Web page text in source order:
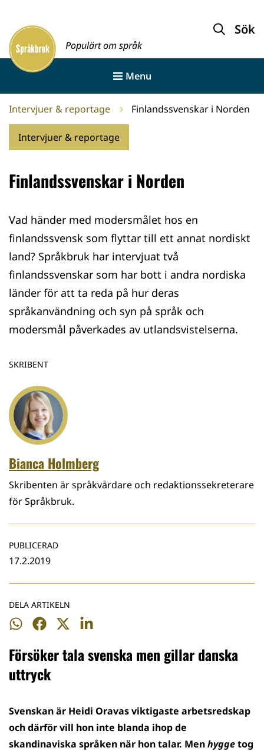
innehållet
Framsida
Populärt om språk
Sök
Menu
Intervjuer & reportage Finlandssvenskar i Norden
Intervjuer & reportage
Finlandssvenskar i Norden
Vad händer med modersmålet hos en
finlandssvensk som flyttar till ett annat nordiskt
land? Språkbruk har intervjuat två
finlandssvenskar som har bott i andra nordiska
länder för att ta reda på hur deras
språkanvändning och syn på språk och
modersmål påverkades av utlandsvistelserna.
SKRIBENT
Bianca Holmberg
Skribenten är språkvårdare och redaktionssekreterare
för Språkbruk.
PUBLICERAD
17.2.2019
DELA ARTIKELN
Dela
WhatsApp
Dela
Facebook
Dela
Twitter
Dela
LinkedIn
Försöker tala svenska men gillar danska
uttryck
Svenskan är Heidi Oravas viktigaste arbetsredskap
och därför vill hon inte blanda ihop de
skandinaviska språken när hon talar. Menhyggetog